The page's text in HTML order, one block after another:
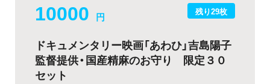
残り29枚
10000 円
ドキュメンタリー映画「あわひ」吉島陽子
監督提供・国産精麻のお守り 限定３０
セット